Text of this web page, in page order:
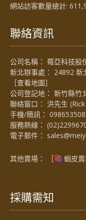
網站訪客數量總計:
聯絡資訊
公司名稱： 莓亞科技股
新北辦事處： 24892 新
［查看地圖］
公司登記地： 新竹縣竹
聯絡窗口： 洪先生
手機/簡訊：
服務熱線：
電子郵件：
其他賣場： ［ 蝦皮
採購需知